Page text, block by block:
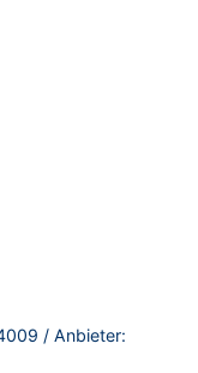
/ Anbieter: